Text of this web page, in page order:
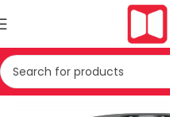
PAJISJE TE VOGLA SHTEPIAKE